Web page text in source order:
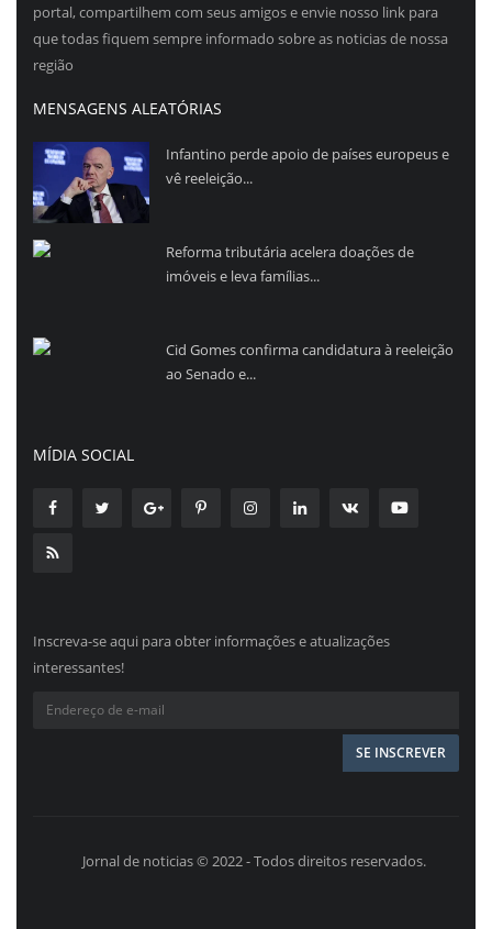
portal, compartilhem com seus amigos e envie nosso link para
que todas fiquem sempre informado sobre as noticias de nossa
região
MENSAGENS ALEATÓRIAS
Infantino perde apoio de países europeus e
vê reeleição...
Reforma tributária acelera doações de
imóveis e leva famílias...
Cid Gomes confirma candidatura à reeleição
ao Senado e...
MÍDIA SOCIAL
Inscreva-se aqui para obter informações e atualizações
interessantes!
Jornal de noticias © 2022 - Todos direitos reservados.